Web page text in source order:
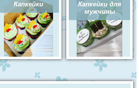
Капкейки
Капкейки для
мужчины